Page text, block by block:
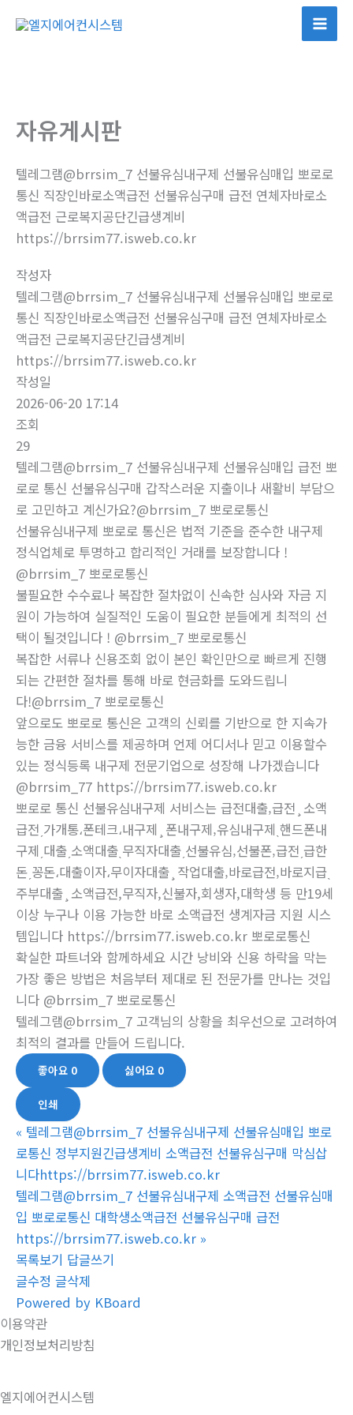
Main
자유게시판
텔레그램@brrsim_7 선불유심내구제 선불유심매입 뽀로로
통신 직장인바로소액급전 선불유심구매 급전 연체자바로소
액급전 근로복지공단긴급생계비
https://brrsim77.isweb.co.kr
작성자
텔레그램@brrsim_7 선불유심내구제 선불유심매입 뽀로로
통신 직장인바로소액급전 선불유심구매 급전 연체자바로소
액급전 근로복지공단긴급생계비
https://brrsim77.isweb.co.kr
작성일
2026-06-20 17:14
조회
29
텔레그램@brrsim_7 선불유심내구제 선불유심매입 급전 뽀
로로 통신 선불유심구매 갑작스러운 지출이나 새활비 부담으
로 고민하고 계신가요?@brrsim_7 뽀로로통신
선불유심내구제 뽀로로 통신은 법적 기준을 준수한 내구제
정식업체로 투명하고 합리적인 거래를 보장합니다 !
@brrsim_7 뽀로로통신
불필요한 수수료나 복잡한 절차없이 신속한 심사와 자금 지
원이 가능하여 실질적인 도움이 필요한 분들에게 최적의 선
택이 될것입니다 ! @brrsim_7 뽀로로통신
복잡한 서류나 신용조회 없이 본인 확인만으로 빠르게 진행
되는 간편한 절차를 통해 바로 현금화를 도와드립니
다!@brrsim_7 뽀로로통신
앞으로도 뽀로로 통신은 고객의 신뢰를 기반으로 한 지속가
능한 금융 서비스를 제공하며 언제 어디서나 믿고 이용할수
있는 정식등록 내구제 전문기업으로 성장해 나가겠습니다
@brrsim_77 https://brrsim77.isweb.co.kr
뽀로로 통신 선불유심내구제 서비스는 급전대출‚급전¸소액
급전ˏ가개통،폰테크،내구제¸폰내구제‚유심내구제ˎ핸드폰내
구제ˏ대출ˏ소액대출ˎ무직자대출ˏ선불유심‚선불폰‚급전ˏ급한
돈ˏ꽁돈،대출이자،무이자대출¸작업대출‚바로급전‚바로지급ˎ
주부대출¸소액급전,무직자,신불자,회생자,대학생 등 만19세
이상 누구나 이용 가능한 바로 소액급전 생계자금 지원 시스
템입니다 https://brrsim77.isweb.co.kr 뽀로로통신
확실한 파트너와 함께하세요 시간 낭비와 신용 하락을 막는
가장 좋은 방법은 처음부터 제대로 된 전문가를 만나는 것입
니다 @brrsim_7 뽀로로통신
텔레그램@brrsim_7 고객님의 상황을 최우선으로 고려하여
최적의 결과를 만들어 드립니다.
좋아요 0 싫어요 0
인쇄
« 텔레그램@brrsim_7 선불유심내구제 선불유심매입 뽀로
로통신 정부지원긴급생계비 소액급전 선불유심구매 막심삽
니다https://brrsim77.isweb.co.kr
텔레그램@brrsim_7 선불유심내구제 소액급전 선불유심매
입 뽀로로통신 대학생소액급전 선불유심구매 급전
https://brrsim77.isweb.co.kr »
목록보기 답글쓰기
글수정 글삭제
Powered by KBoard
이용약관
개인정보처리방침
엘지에어컨시스템